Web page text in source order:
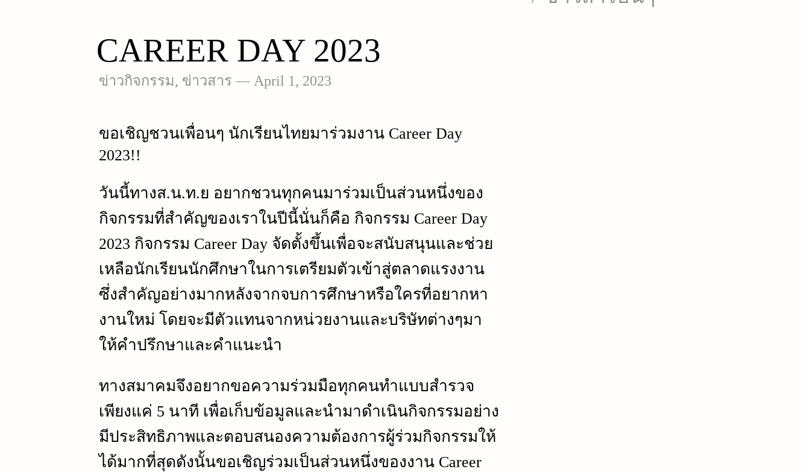
CAREER DAY 2023
ข่าวกิจกรรม, ข่าวสาร — April 1, 2023
ขอเชิญชวนเพื่อนๆ นักเรียนไทยมาร่วมงาน Career Day
2023!!
วันนี้ทางส.น.ท.ย อยากชวนทุกคนมาร่วมเป็นส่วนหนึ่งของ
กิจกรรมที่สำคัญของเราในปีนี้นั่นก็คือ กิจกรรม Career Day
2023 กิจกรรม Career Day จัดตั้งขึ้นเพื่อจะสนับสนุนและช่วย
เหลือนักเรียนนักศึกษาในการเตรียมตัวเข้าสู่ตลาดแรงงาน
ซึ่งสำคัญอย่างมากหลังจากจบการศึกษาหรือใครที่อยากหา
งานใหม่ โดยจะมีตัวแทนจากหน่วยงานและบริษัทต่างๆมา
ให้คำปรึกษาและคำแนะนำ
ทางสมาคมจึงอยากขอความร่วมมือทุกคนทำแบบสำรวจ
เพียงแค่ 5 นาที เพื่อเก็บข้อมูลและนำมาดำเนินกิจกรรมอย่าง
มีประสิทธิภาพและตอบสนองความต้องการผู้ร่วมกิจกรรมให้
ได้มากที่สุดดังนั้นขอเชิญร่วมเป็นส่วนหนึ่งของงาน Career